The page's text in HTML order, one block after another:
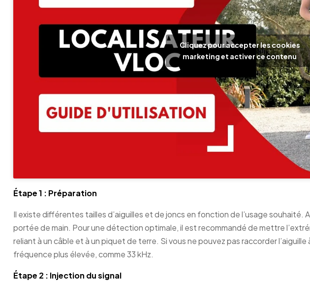
Cliquez pour accepter les cookies
marketing et activer ce contenu
Étape 1 : Préparation
Il existe différentes tailles d’aiguilles et de joncs en fonction de l’usage souhaité.
portée de main. Pour une détection optimale, il est recommandé de mettre
reliant à un câble et à un piquet de terre. Si vous ne pouvez pas raccorder
fréquence plus élevée, comme 33 kHz.
Étape 2 : Injection du signal